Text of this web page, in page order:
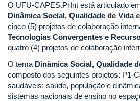
O UFU-CAPES.PrInt está articulado
Dinâmica Social, Qualidade de Vida
cinco (5) projetos de colaboração
Tecnologias Convergentes e
quatro (4) projetos de colaboração
O tema Dinâmica Social, Qualidade
composto dos seguintes projetos: P1-
saudáveis: saúde, população e
sistemas nacionais de ensino no